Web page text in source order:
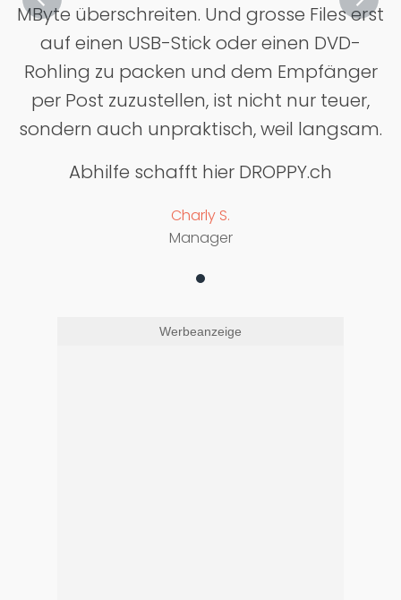
MByte überschreiten. Und grosse Files erst
auf einen USB-Stick oder einen DVD-
Rohling zu packen und dem Empfänger
per Post zuzustellen, ist nicht nur teuer,
sondern auch unpraktisch, weil langsam.
Abhilfe schafft hier DROPPY.ch
Charly S.
Manager
Werbeanzeige